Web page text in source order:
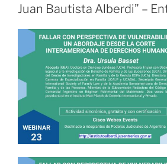
Juan Bautista Alberdi” –